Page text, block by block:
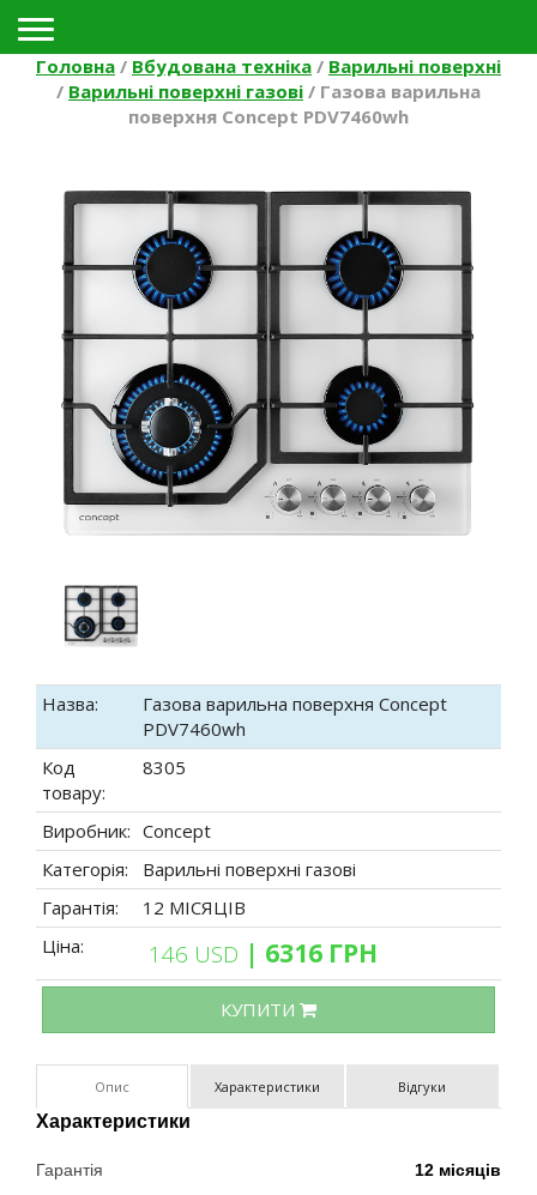
Головна / Вбудована техніка / Варильні поверхні
/ Варильні поверхні газові / Газова варильна
поверхня Concept PDV7460wh
Назва:
Газова варильна поверхня Concept
PDV7460wh
Код
товару:
8305
Виробник: Concept
Категорія:
Варильні поверхні газові
Гарантія:
12 МІСЯЦІВ
Ціна:
146 USD | 6316 ГРН
КУПИТИ
Опис Характеристики Відгуки
Характеристики
Гарантія 12 місяців